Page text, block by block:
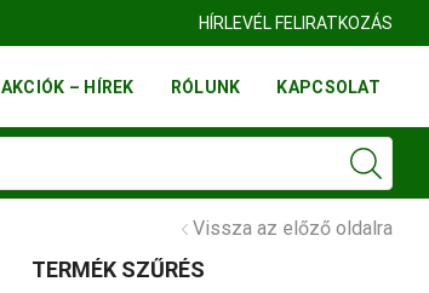
FINN FATELEP BUDAÖRSHÍRLEVÉL FELIRATKOZÁS
AKCIÓK – HÍREK RÓLUNK KAPCSOLAT
Vissza az előző oldalra
TERMÉK SZŰRÉS